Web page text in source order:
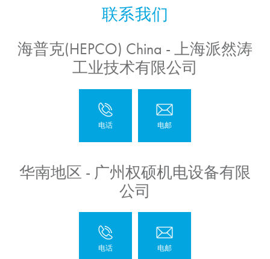
海普克(HEPCO) China - 上海派然涛
工业技术有限公司
华南地区 - 广州权硕机电设备有限
公司